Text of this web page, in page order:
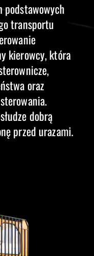
podstawowych
transportu
kierowcy, która
oraz
dobrą
przed urazami.